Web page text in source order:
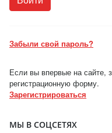
Забыли свой пароль?
Если вы впервые на сайте,
регистрационную форму.
Зарегистрироваться
МЫ В СОЦСЕТЯХ